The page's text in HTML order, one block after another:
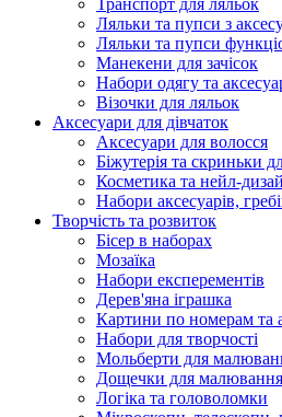
Транспорт для ляльок
Ляльки та пупси з
Ляльки та пупси
Манекени для зачісок
Набори одягу та
Візочки для ляльок
Аксесуари для дівчаток
Аксесуари для волосся
Біжутерія та скриньки
Косметика та нейл-
Набори аксесуарів,
Творчість та розвиток
Бісер в наборах
Мозаїка
Набори експерементів
Дерев'яна іграшка
Картини по номерам та
Набори для творчості
Мольберти для
Дощечки для
Логіка та головоломки